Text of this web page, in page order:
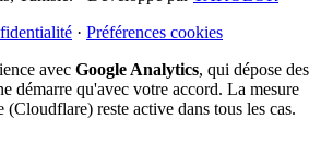
· Préférences cookies
avec Google Analytics, qui dépose des
démarre qu'avec votre accord. La mesure
(Cloudflare) reste active dans tous les cas.